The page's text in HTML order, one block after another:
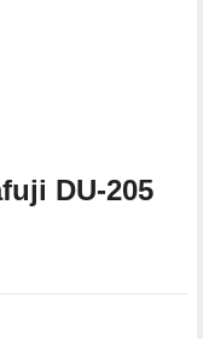
DU-205